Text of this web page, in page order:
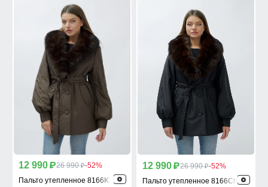
12 990 p26 990 p-52%
Пальто утепленное 8166K
12 990 p26 990 p-52%
Пальто утепленное 8166Ch